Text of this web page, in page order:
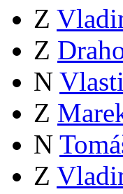
Z
Z
N
Z
N
Z